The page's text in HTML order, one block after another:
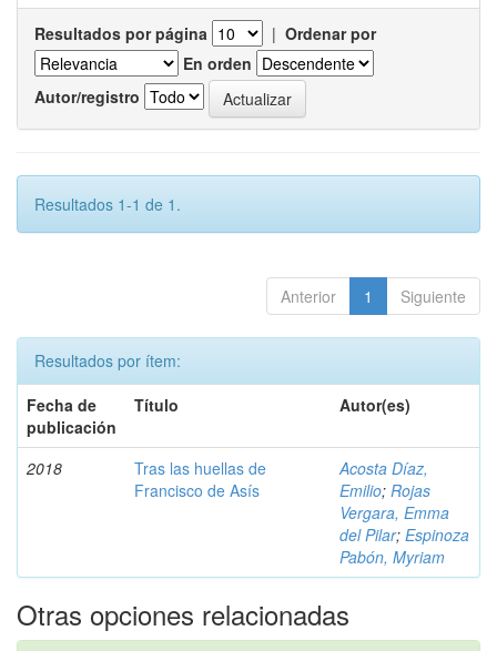
Resultados por página | Ordenar por
En orden
Autor/registro
Resultados 1-1 de 1.
Anterior 1 Siguiente
Resultados por ítem:
Fecha de
publicación
Título Autor(es)
2018
Tras las huellas de
Francisco de Asís
Acosta Díaz,
Emilio; Rojas
Vergara, Emma
del Pilar; Espinoza
Pabón, Myriam
Otras opciones relacionadas